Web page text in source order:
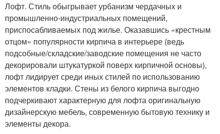
Лофт. Стиль обыгрывает урбанизм чердачных и
промышленно-индустриальных помещений,
приспосабливаемых под жилье. Оказавшись «крестным
отцом» популярности кирпича в интерьере (ведь
подсобные/складские/заводские помещения не часто
декорировали штукатуркой поверх кирпичной основы),
лофт лидирует среди иных стилей по использованию
элементов кладки. Стены из белого кирпича выгодно
подчеркивают характерную для лофта оригинальную
дизайнерскую мебель, современную бытовую технику и
элементы декора.